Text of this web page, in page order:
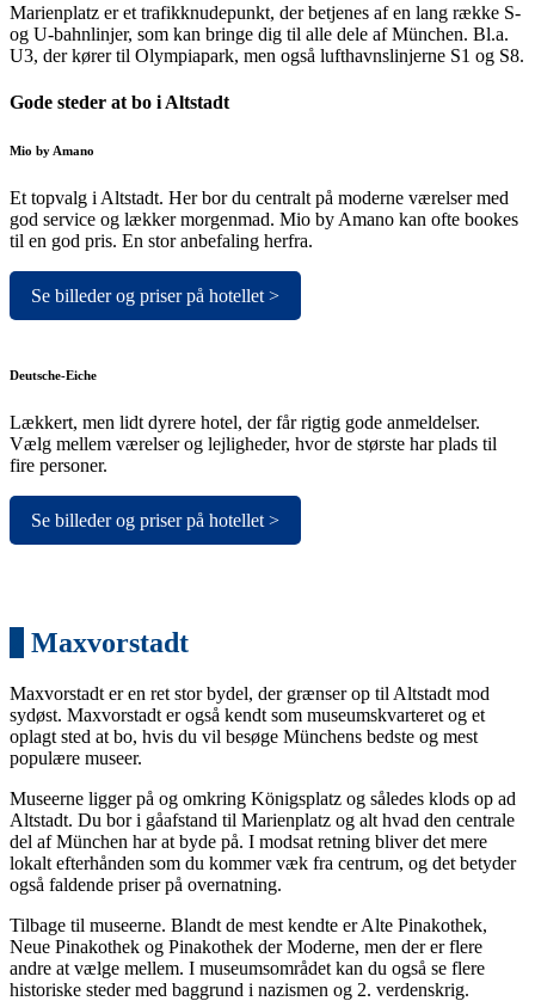
Marienplatz er et trafikknudepunkt, der betjenes af en lang række S-
og U-bahnlinjer, som kan bringe dig til alle dele af München. Bl.a.
U3, der kører til Olympiapark, men også lufthavnslinjerne S1 og S8.
Gode steder at bo i Altstadt
Mio by Amano
Et topvalg i Altstadt. Her bor du centralt på moderne værelser med
god service og lækker morgenmad. Mio by Amano kan ofte bookes
til en god pris. En stor anbefaling herfra.
Se billeder og priser på hotellet >
Deutsche-Eiche
Lækkert, men lidt dyrere hotel, der får rigtig gode anmeldelser.
Vælg mellem værelser og lejligheder, hvor de største har plads til
fire personer.
Se billeder og priser på hotellet >
Maxvorstadt
Maxvorstadt er en ret stor bydel, der grænser op til Altstadt mod
sydøst. Maxvorstadt er også kendt som museumskvarteret og et
oplagt sted at bo, hvis du vil besøge Münchens bedste og mest
populære museer.
Museerne ligger på og omkring Königsplatz og således klods op ad
Altstadt. Du bor i gåafstand til Marienplatz og alt hvad den centrale
del af München har at byde på. I modsat retning bliver det mere
lokalt efterhånden som du kommer væk fra centrum, og det betyder
også faldende priser på overnatning.
Tilbage til museerne. Blandt de mest kendte er Alte Pinakothek,
Neue Pinakothek og Pinakothek der Moderne, men der er flere
andre at vælge mellem. I museumsområdet kan du også se flere
historiske steder med baggrund i nazismen og 2. verdenskrig.